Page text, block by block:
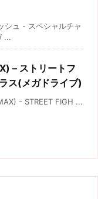
シュ - スペシャルチャ
...
– ストリートフ
ス(メガドライブ)
- STREET FIGH ...